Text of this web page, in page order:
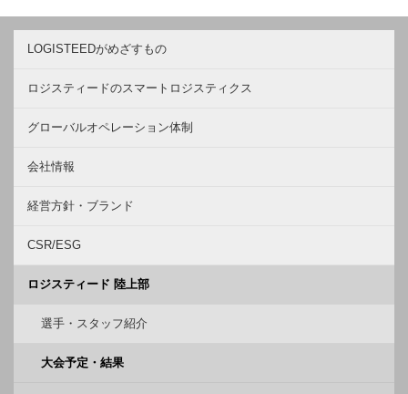
LOGISTEEDがめざすもの
ロジスティードのスマートロジスティクス
グローバルオペレーション体制
会社情報
経営方針・ブランド
CSR/ESG
ロジスティード 陸上部
選手・スタッフ紹介
大会予定・結果